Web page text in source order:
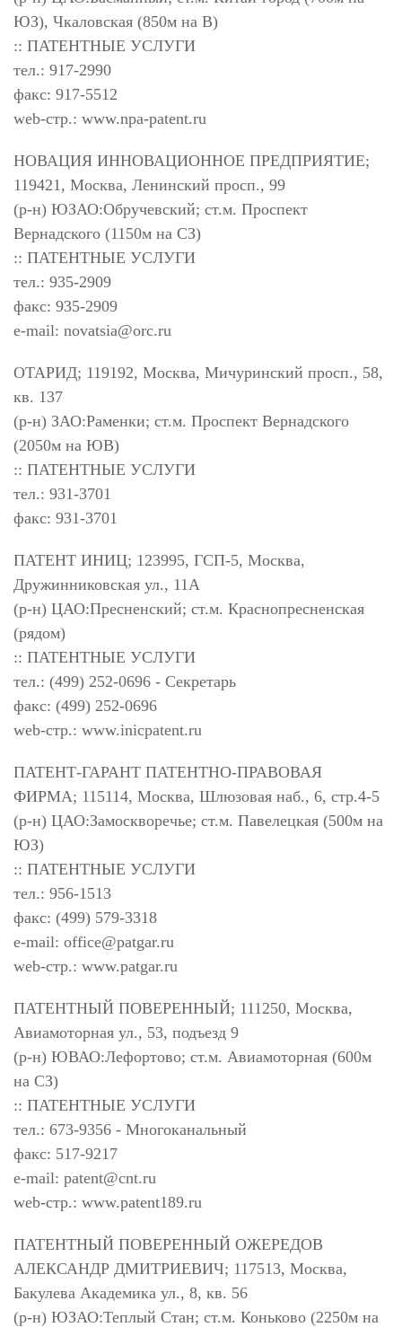
ЮЗ), Чкаловская (850м на В)
:: ПАТЕНТНЫЕ УСЛУГИ
тел.: 917-2990
факс: 917-5512
web-стр.: www.npa-patent.ru
НОВАЦИЯ ИННОВАЦИОННОЕ ПРЕДПРИЯТИЕ;
119421, Москва, Ленинский просп., 99
(р-н) ЮЗАО:Обручевский; ст.м. Проспект
Вернадского (1150м на СЗ)
:: ПАТЕНТНЫЕ УСЛУГИ
тел.: 935-2909
факс: 935-2909
e-mail: novatsia@orc.ru
ОТАРИД; 119192, Москва, Мичуринский просп., 58,
кв. 137
(р-н) ЗАО:Раменки; ст.м. Проспект Вернадского
(2050м на ЮВ)
:: ПАТЕНТНЫЕ УСЛУГИ
тел.: 931-3701
факс: 931-3701
ПАТЕНТ ИНИЦ; 123995, ГСП-5, Москва,
Дружинниковская ул., 11А
(р-н) ЦАО:Пресненский; ст.м. Краснопресненская
(рядом)
:: ПАТЕНТНЫЕ УСЛУГИ
тел.: (499) 252-0696 - Секретарь
факс: (499) 252-0696
web-стр.: www.inicpatent.ru
ПАТЕНТ-ГАРАНТ ПАТЕНТНО-ПРАВОВАЯ
ФИРМА; 115114, Москва, Шлюзовая наб., 6, стр.4-5
(р-н) ЦАО:Замоскворечье; ст.м. Павелецкая (500м на
ЮЗ)
:: ПАТЕНТНЫЕ УСЛУГИ
тел.: 956-1513
факс: (499) 579-3318
e-mail: office@patgar.ru
web-стр.: www.patgar.ru
ПАТЕНТНЫЙ ПОВЕРЕННЫЙ; 111250, Москва,
Авиамоторная ул., 53, подъезд 9
(р-н) ЮВАО:Лефортово; ст.м. Авиамоторная (600м
на СЗ)
:: ПАТЕНТНЫЕ УСЛУГИ
тел.: 673-9356 - Многоканальный
факс: 517-9217
e-mail: patent@cnt.ru
web-стр.: www.patent189.ru
ПАТЕНТНЫЙ ПОВЕРЕННЫЙ ОЖЕРЕДОВ
АЛЕКСАНДР ДМИТРИЕВИЧ; 117513, Москва,
Бакулева Академика ул., 8, кв. 56
(р-н) ЮЗАО:Теплый Стан; ст.м. Коньково (2250м на